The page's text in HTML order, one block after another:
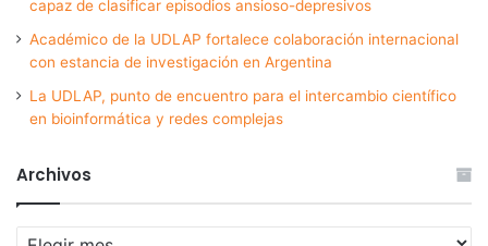
capaz de clasificar episodios ansioso-depresivos
Académico de la UDLAP fortalece colaboración internacional
con estancia de investigación en Argentina
La UDLAP, punto de encuentro para el intercambio científico
en bioinformática y redes complejas
Archivos
Archivos